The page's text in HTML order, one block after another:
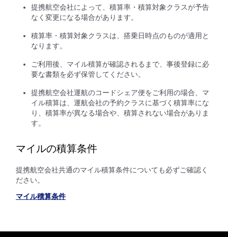
提携航空会社によって、積算率・積算対象クラスが予告
なく変更になる場合があります。
積算率・積算対象クラスは、搭乗日時点のものが適用と
なります。
ご利用後、マイル積算が確認されるまで、事後登録に必
要な書類を必ず保管してください。
提携航空会社運航のコードシェア便をご利用の場合、マ
イル積算は、運航会社の予約クラスに基づく積算率にな
り、積算率が異なる場合や、積算されない場合がありま
す。
マイルの積算条件
提携航空会社共通のマイル積算条件についても必ずご確認く
ださい。
マイル積算条件